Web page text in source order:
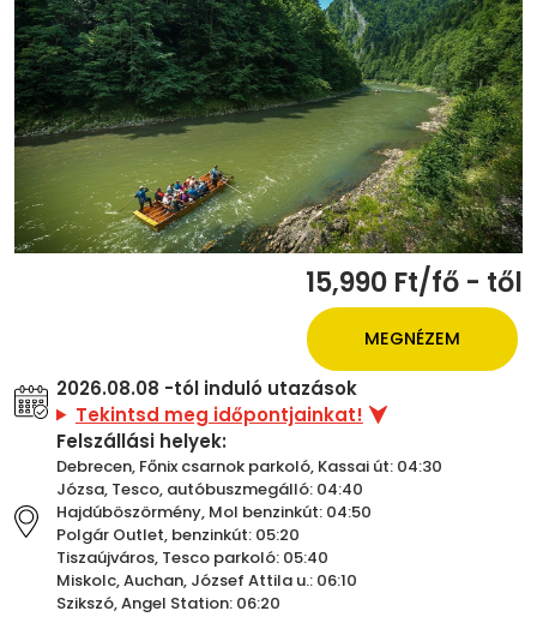
15,990 Ft/fő - től
MEGNÉZEM
2026.08.08 -tól induló utazások
Tekintsd meg időpontjainkat!
Felszállási helyek:
Debrecen, Főnix csarnok parkoló, Kassai út: 04:30
Józsa, Tesco, autóbuszmegálló: 04:40
Hajdúböszörmény, Mol benzinkút: 04:50
Polgár Outlet, benzinkút: 05:20
Tiszaújváros, Tesco parkoló: 05:40
Miskolc, Auchan, József Attila u.: 06:10
Szikszó, Angel Station: 06:20